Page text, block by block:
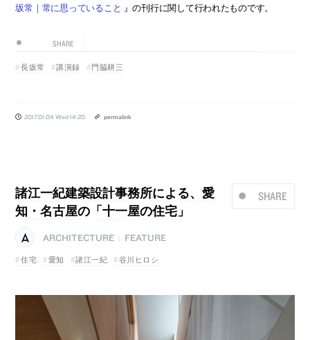
坂常｜常に思っていること 』の刊行に関して行われたものです。
SHARE
長坂常 講演録 門脇耕三
2017.01.04 Wed 14:20 permalink
SHARE
諸江一紀建築設計事務所による、愛
知・名古屋の「十一屋の住宅」
ARCHITECTURE
FEATURE
住宅
愛知 諸江一紀 谷川ヒロシ